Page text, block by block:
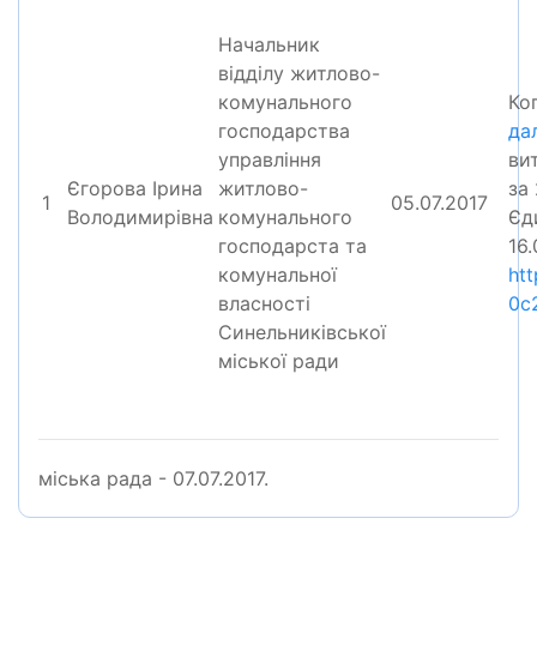
1
Єгорова Ірина
Володимирівна
Начальник
відділу житлово-
комунального
господарства
управління
житлово-
комунального
господарста та
комунальної
власності
Синельниківської
міської ради
05.07.2017
за
міська рада - 07.07.2017.